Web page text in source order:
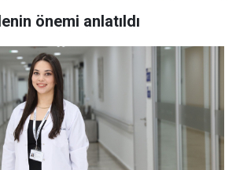
önemi anlatıldı